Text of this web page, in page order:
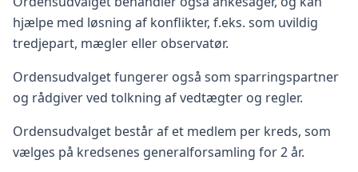
hjælpe med løsning af konflikter, f.eks. som uvildig
tredjepart, mægler eller observatør.
Ordensudvalget fungerer også som sparringspartner
og rådgiver ved tolkning af vedtægter og regler.
Ordensudvalget består af et medlem per kreds, som
vælges på kredsenes generalforsamling for 2 år.